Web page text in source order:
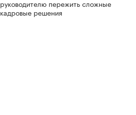
руководителю пережить сложные
кадровые решения